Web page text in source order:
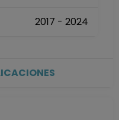
Desde 16-11-2018
TITULAR B TC
Definitivo
2017 - 2024